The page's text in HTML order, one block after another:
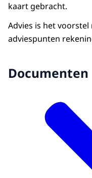
kaart gebracht.
Advies is het
adviespunten
Documenten